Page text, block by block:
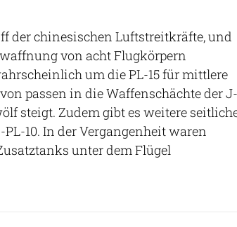
der chinesischen Luftstreitkräfte, und
von acht Flugkörpern
um die PL-15 für mittlere
passen in die Waffenschächte der J-
steigt. Zudem gibt es weitere
10. In der Vergangenheit waren
unter dem Flügel